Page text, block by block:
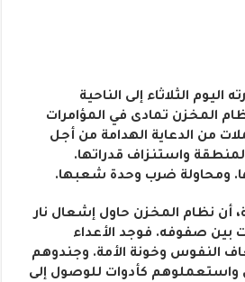
اليوم الثلاثاء إلى الناحية
المخزن تمادى في المؤامرات
من الدعاية الهدامة من أجل
واستنزاف قدراتها.
ومحاولة ضرب وحدة شعبها.
أن نظام المخزن حاول إشعال نار
بين صفوفه. فوجد الأعداء
وخونة الأمة. وجندوهم
واستعملوهم كأدوات للوصول إلى